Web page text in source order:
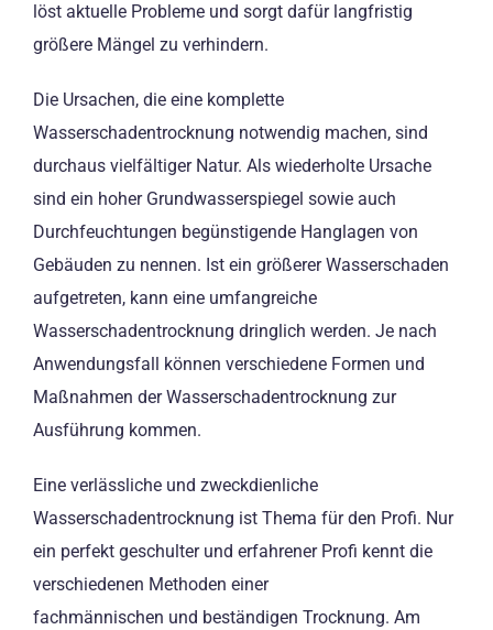
löst aktuelle Probleme und sorgt dafür langfristig
größere Mängel zu verhindern.
Die Ursachen, die eine komplette
Wasserschadentrocknung notwendig machen, sind
durchaus vielfältiger Natur. Als wiederholte Ursache
sind ein hoher Grundwasserspiegel sowie auch
Durchfeuchtungen begünstigende Hanglagen von
Gebäuden zu nennen. Ist ein größerer Wasserschaden
aufgetreten, kann eine umfangreiche
Wasserschadentrocknung dringlich werden. Je nach
Anwendungsfall können verschiedene Formen und
Maßnahmen der Wasserschadentrocknung zur
Ausführung kommen.
Eine verlässliche und zweckdienliche
Wasserschadentrocknung ist Thema für den Profi. Nur
ein perfekt geschulter und erfahrener Profi kennt die
verschiedenen Methoden einer
fachmännischen und beständigen Trocknung. Am